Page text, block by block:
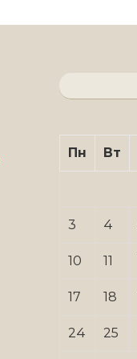
Пн
Вт
3 4
10 11
17 18
24 25